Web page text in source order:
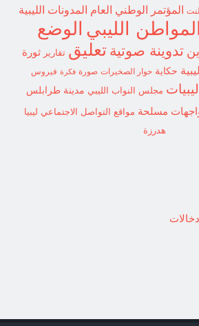
المؤتمر الوطني العام المدونات الليبية
المواطن الليبي الوضع
تدوينة صوتية تعليق تقارير
ثورة
حكاية حوار الصخيرات صورة فكرة فيروس
ليبيات مجلس النواب الليبي مدينة طرابلس
مسلحة مواقع التواصل الاجتماعي ليبيا
هدرزة